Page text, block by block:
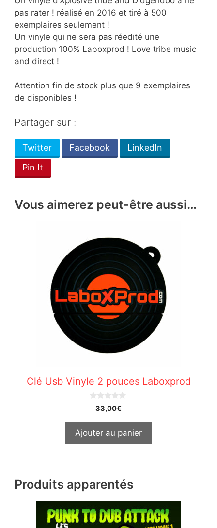
pas rater ! réalisé en 2016 et tiré à 500
exemplaires seulement !
Un vinyle qui ne sera pas réedité une
production 100% Laboxprod ! Love tribe music
and direct !
Attention fin de stock plus que 9 exemplaires
de disponibles !
Partager sur :
Twitter Facebook
LinkedIn
Pin It
Vous aimerez peut-être aussi…
Clé Usb Vinyle 2 pouces Laboxprod
o
33,00€
Ajouter au panier
Produits apparentés